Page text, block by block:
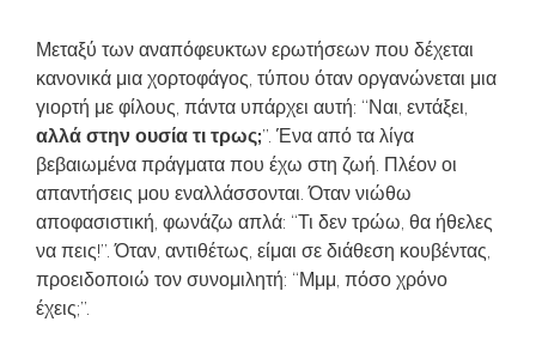
Μεταξύ των αναπόφευκτων ερωτήσεων που δέχεται
κανονικά μια χορτοφάγος, τύπου όταν οργανώνεται μια
γιορτή με φίλους, πάντα υπάρχει αυτή: “Ναι, εντάξει,
αλλά στην ουσία τι τρως;”. Ένα από τα λίγα
βεβαιωμένα πράγματα που έχω στη ζωή. Πλέον οι
απαντήσεις μου εναλλάσσονται. Όταν νιώθω
αποφασιστική, φωνάζω απλά: “Τι δεν τρώω, θα ήθελες
να πεις!”. Όταν, αντιθέτως, είμαι σε διάθεση κουβέντας,
προειδοποιώ τον συνομιλητή: “Μμμ, πόσο χρόνο
έχεις;”.